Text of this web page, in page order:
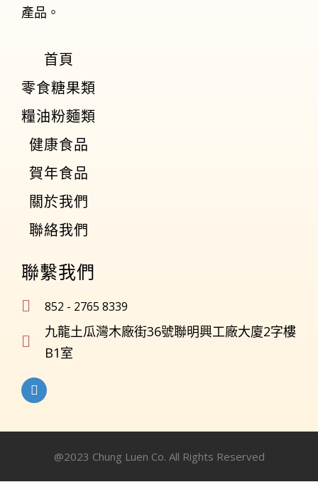
產品。
首頁
零食糖果類
糧油粉麵類
健康食品
賀年食品
關於我們
聯絡我們
聯繫我們
852 - 2765 8339
九龍土瓜灣木廠街36號聯明興工廠大廈2字樓
B1室
@2023 Chung Luen Co. All Rights Reserved